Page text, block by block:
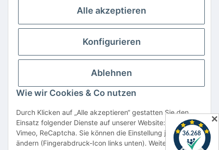
Kauf auf Rechnung
Große Auswahl an Netzteilen und Ladegeräten
Schnelle Lieferung
Hohe Lagerverfügbarkeit
Vertrag widerrufen
* Alle Preise inkl. gesetzlicher USt., zzgl.Versand
Alle verwendeten Markennamen u. Bezeichnungen sind eingetragene Warenzeichen
Alle akzeptieren
Konfigurieren
Ablehnen
Wie wir Cookies & Co nutzen
Durch Klicken auf „Alle akzeptieren“ gestatten Sie den
Einsatz folgender Dienste auf unserer Website: YouTube,
Vimeo, ReCaptcha. Sie können die Einstellung jederzeit
ändern (Fingerabdruck-Icon links unten). Weitere Details
✕